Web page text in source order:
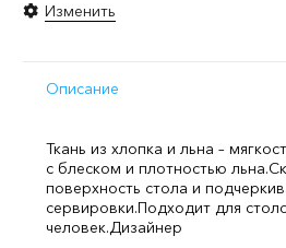
Изменить
Описание
Ткань из хлопка и льна –
с блеском и плотностью льна.
поверхность стола и
сервировки.Подходит для
человек.Дизайнер